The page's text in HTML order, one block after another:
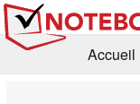
Accueil